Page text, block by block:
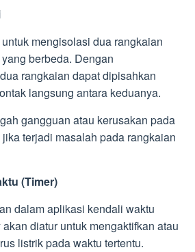
mengisolasi dua rangkaian
berbeda. Dengan
rangkaian dapat dipisahkan
langsung antara keduanya.
gangguan atau kerusakan pada
terjadi masalah pada rangkaian
(Timer)
dalam aplikasi kendali waktu
diatur untuk mengaktifkan atau
listrik pada waktu tertentu.